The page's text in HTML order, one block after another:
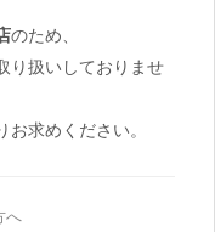
のため、
り扱いしておりませ
求めください。
へ